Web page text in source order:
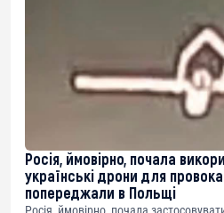
Росія, ймовірно, почала
українські дрони для
попереджали в Польщі